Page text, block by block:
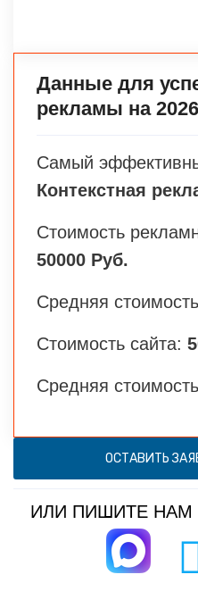
Данные для
рекламы на
Самый
Контекстная
Стоимость
50000 Руб.
Средняя
Стоимость сайта:
Средняя
ОСТАВИТЬ
ИЛИ ПИШИТЕ НАМ